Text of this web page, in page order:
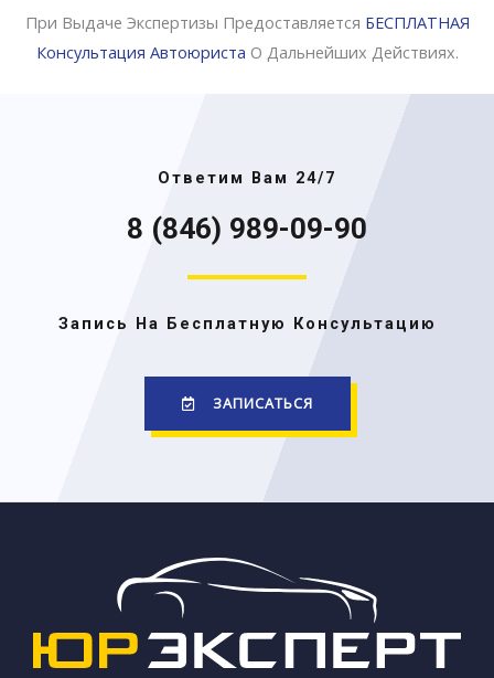
При Выдаче Экспертизы Предоставляется БЕСПЛАТНАЯ
Консультация Автоюриста О Дальнейших Действиях.
Ответим Вам 24/7
8 (846) 989-09-90
Запись На Бесплатную Консультацию
ЗАПИСАТЬСЯ